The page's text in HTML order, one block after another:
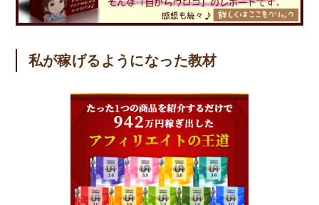
私が稼げるようになった教材